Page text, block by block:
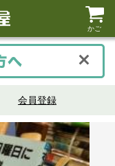
かご
会員登録